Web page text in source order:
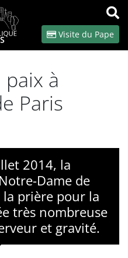
OK
Visite du Pape
à
Paris
2014, la
Dame de
la prière pour la
très nombreuse
et gravité.